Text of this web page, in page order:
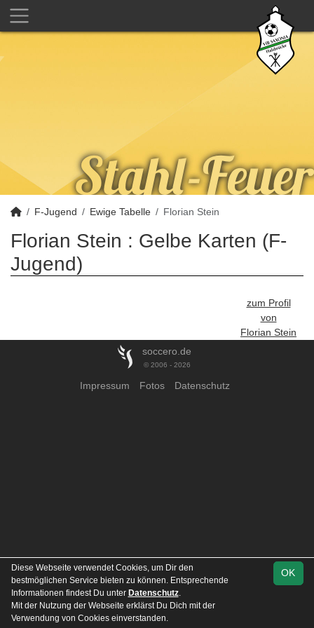
F-Jugend Ewige Tabelle Florian Stein
Florian Stein : Gelbe Karten (F-
Jugend)
zum Profil
von
Florian Stein
soccero.de
© 2006 - 2026
Impressum Fotos Datenschutz
OK
Diese Webseite verwendet Cookies, um Dir den
bestmöglichen Service bieten zu können. Entsprechende
Informationen findest Du unter Datenschutz.
Mit der Nutzung der Webseite erklärst Du Dich mit der
Verwendung von Cookies einverstanden.